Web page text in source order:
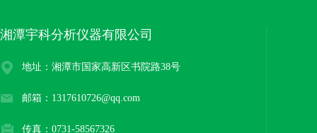
湘潭宇科分析仪器有限公司
地址：湘潭市国家高新区书院路38号
邮箱：1317610726@qq.com
传真：0731-58567326